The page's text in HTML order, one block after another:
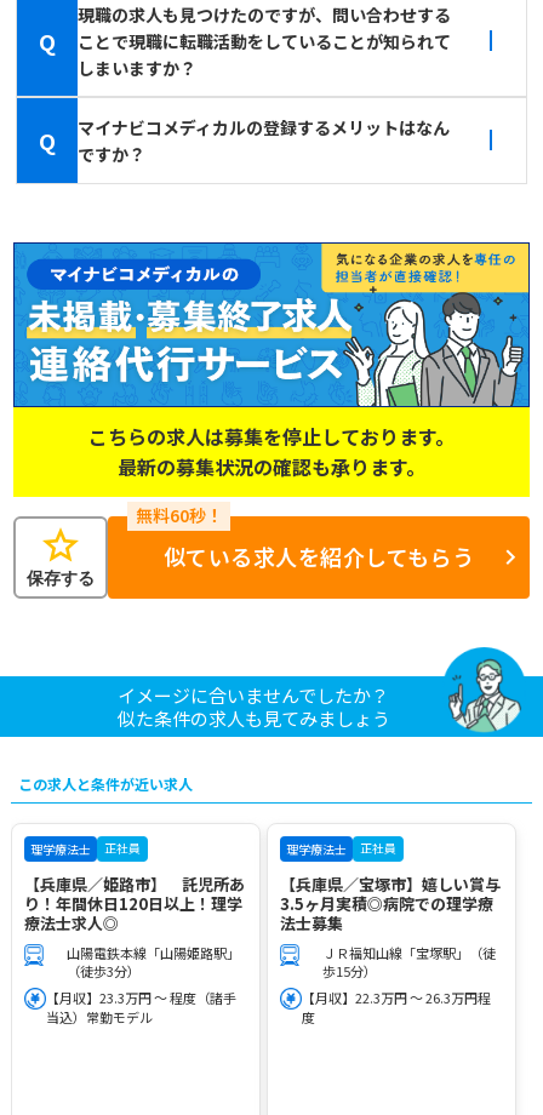
Q
現職の求人も見つけたのですが、問い合わせする
ことで現職に転職活動をしていることが知られて
しまいますか？
Q
マイナビコメディカルの登録するメリットはなん
ですか？
こちらの求人は募集を停止しております。
最新の募集状況の確認も承ります。
star
保存する
似ている求人を紹介してもらう
イメージに合いませんでしたか？
似た条件の求人も見てみましょう
この求人と条件が近い求人
理学療法士 正社員
【兵庫県／姫路市】 託児所あ
り！年間休日120日以上！理学
療法士求人◎
山陽電鉄本線「山陽姫路駅」
（徒歩3分）
【月収】23.3万円 ～ 程度（諸手
当込）常勤モデル
理学療法士 正社員
【兵庫県／宝塚市】嬉しい賞与
3.5ヶ月実積◎病院での理学療
法士募集
ＪＲ福知山線「宝塚駅」（徒
歩15分）
【月収】22.3万円 ～ 26.3万円程
度